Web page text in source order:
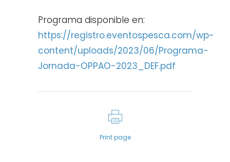
Programa disponible en:
https://registro.eventospesca.com/wp-
content/uploads/2023/06/Programa-
Jornada-OPPAO-2023_DEF.pdf
Print page